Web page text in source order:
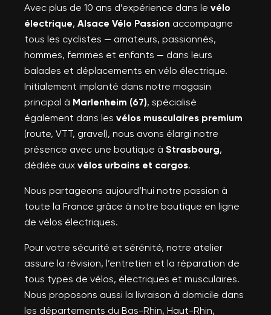
Avec plus de 10 ans d’expérience dans le vélo
électrique, Alsace Vélo Passion accompagne
tous les cyclistes — amateurs, passionnés,
hommes, femmes et enfants — dans leurs
balades et déplacements en vélo électrique.
Initialement implanté dans notre magasin
principal à Marlenheim (67), spécialisé
également dans les vélos musculaires premium
(route, VTT, gravel), nous avons élargi notre
présence avec une boutique à Strasbourg,
dédiée aux vélos urbains et cargos.
Nous partageons aujourd’hui notre passion à
toute la France grâce à notre boutique en ligne
de vélos électriques.
Pour votre sécurité et sérénité, notre atelier
assure la révision, l’entretien et la réparation de
tous types de vélos, électriques et musculaires.
Nous proposons aussi la livraison à domicile dans
les départements du Bas-Rhin, Haut-Rhin,